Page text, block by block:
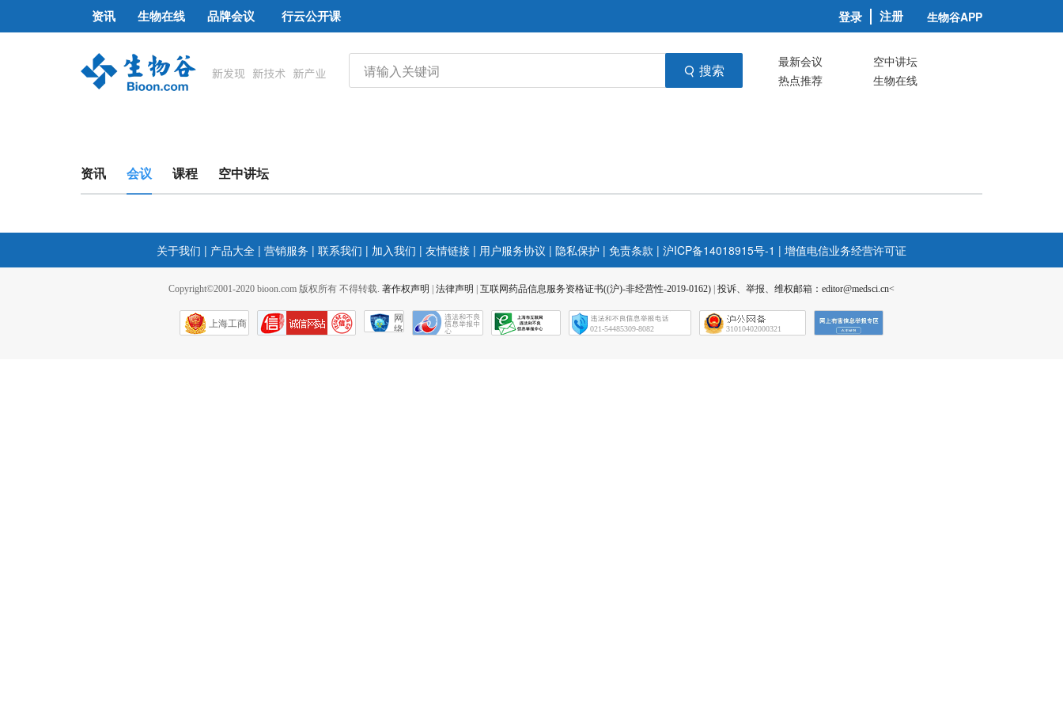
资讯 生物在线 品牌会议 行云公开课 登录 注册 生物谷APP
搜索 最新会议
空中讲坛
热点推荐
生物在线
资讯 会议 课程 空中讲坛
关于我们 | 产品大全 | 营销服务 | 联系我们 | 加入我们 | 友情链接 | 用户服务协议 | 隐私保护 | 免责条款 | 沪ICP备14018915号-1 | 增值电信业务经营许可证
Copyright©2001-2020 bioon.com 版权所有 不得转载. 著作权声明 法律声明 互联网药品信息服务资格证书((沪)-非经营性-2019-0162) 投诉、举报、维权邮箱：editor@medsci.cn<
上海工商
网
络
021-54485309-8082 31010402000321